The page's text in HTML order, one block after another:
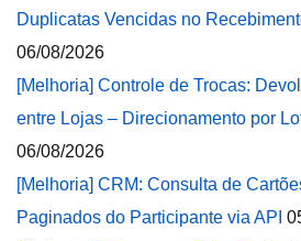
Duplicatas Vencidas no
06/08/2026
[Melhoria] Controle de Trocas:
entre Lojas – Direcionamento por
06/08/2026
[Melhoria] CRM: Consulta de
Paginados do Participante via API